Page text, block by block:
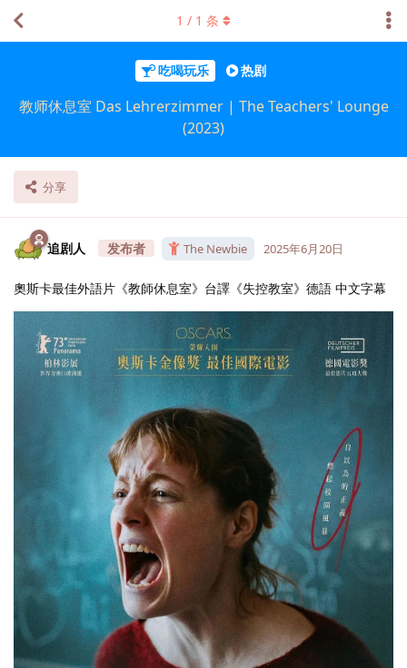
吃喝玩乐 热剧
教师休息室 Das Lehrerzimmer | The Teachers' Lounge
(2023)
分享
1 / 1 条
追剧人 The Newbie 2025年6月20日
奧斯卡最佳外語片《教師休息室》台譯《失控教室》德語 中文字幕